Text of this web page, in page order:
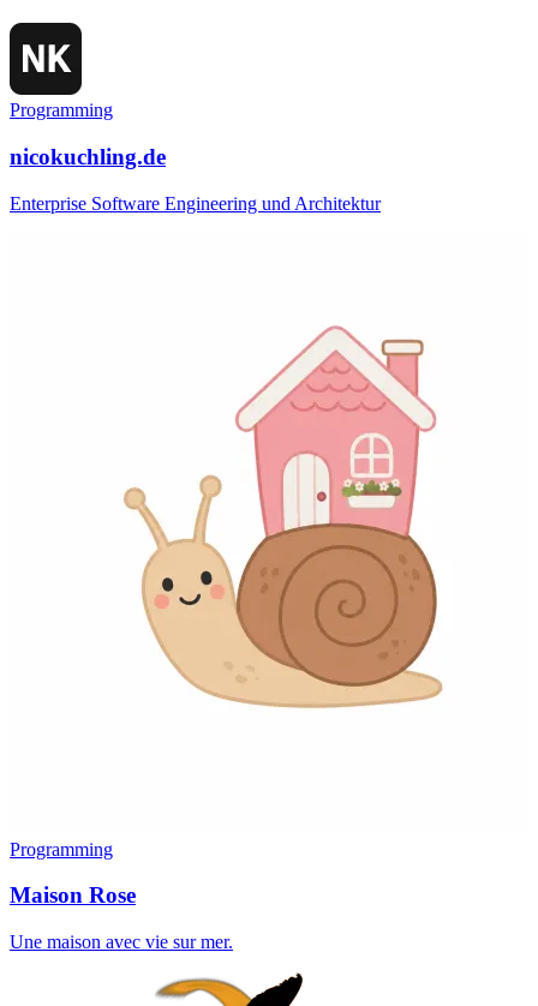
Programming
nicokuchling.de
Enterprise Software Engineering und Architektur
Programming
Maison Rose
Une maison avec vie sur mer.